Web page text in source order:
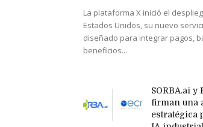
La plataforma X inició el
Estados Unidos, su nuevo
diseñado para integrar pagos,
beneficios...
SORBA.ai y
firman una
estratégica